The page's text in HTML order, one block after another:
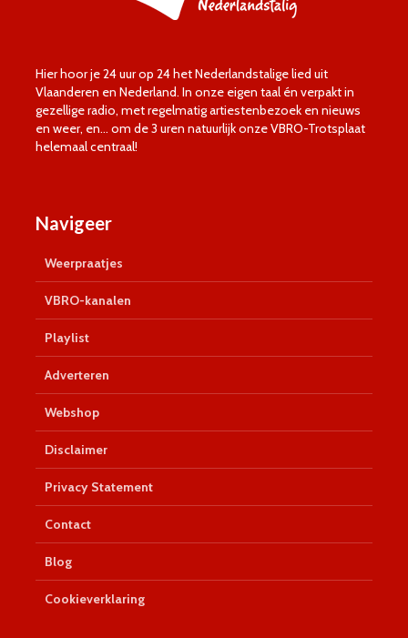
Hier hoor je 24 uur op 24 het Nederlandstalige lied uit
Vlaanderen en Nederland. In onze eigen taal én verpakt in
gezellige radio, met regelmatig artiestenbezoek en nieuws
en weer, en… om de 3 uren natuurlijk onze VBRO-Trotsplaat
helemaal centraal!
Navigeer
Weerpraatjes
VBRO-kanalen
Playlist
Adverteren
Webshop
Disclaimer
Privacy Statement
Contact
Blog
Cookieverklaring